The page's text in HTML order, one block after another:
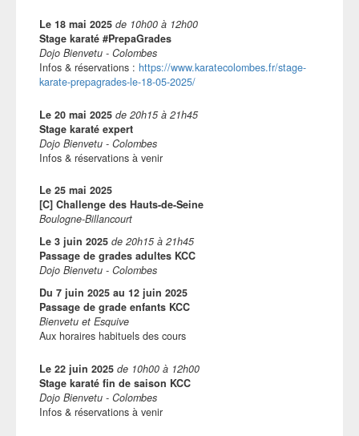
Le 18 mai 2025 de 10h00 à 12h00
Stage karaté #PrepaGrades
Dojo Bienvetu - Colombes
Infos & réservations : https://www.karatecolombes.fr/stage-
karate-prepagrades-le-18-05-2025/
Le 20 mai 2025 de 20h15à 21h45
Stage karaté expert
Dojo Bienvetu - Colombes
Infos & réservations à venir
Le 25 mai 2025
[C] Challenge des Hauts-de-Seine
Boulogne-Billancourt
Le 3 juin 2025 de 20h15à 21h45
Passage de grades adultes KCC
Dojo Bienvetu - Colombes
Du 7 juin 2025 au 12 juin 2025
Passage de grade enfants KCC
Bienvetu et Esquive
Aux horaires habituels des cours
Le 22 juin 2025 de 10h00 à 12h00
Stage karaté fin de saison KCC
Dojo Bienvetu - Colombes
Infos & réservations à venir